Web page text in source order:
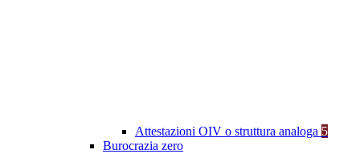
Attestazioni OIV o struttura analoga 5
Burocrazia zero